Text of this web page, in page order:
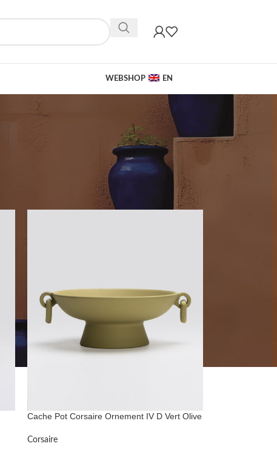
WEBSHOP EN
Cache Pot Corsaire Ornement IV D Vert Olive
Corsaire